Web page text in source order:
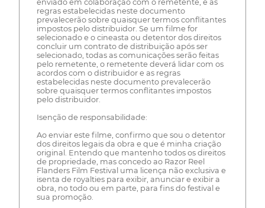
enviado em colaboração com o remetente, e as
regras estabelecidas neste documento
prevalecerão sobre quaisquer termos conflitantes
impostos pelo distribuidor. Se um filme for
selecionado e o cineasta ou detentor dos direitos
concluir um contrato de distribuição após ser
selecionado, todas as comunicações serão feitas
pelo remetente, o remetente deverá lidar com os
acordos com o distribuidor e as regras
estabelecidas neste documento prevalecerão
sobre quaisquer termos conflitantes impostos
pelo distribuidor.
Isenção de responsabilidade:
Ao enviar este filme, confirmo que sou o detentor
dos direitos legais da obra e que é minha criação
original. Entendo que mantenho todos os direitos
de propriedade, mas concedo ao Razor Reel
Flanders Film Festival uma licença não exclusiva e
isenta de royalties para exibir, anunciar e exibir a
obra, no todo ou em parte, para fins do festival e
sua promoção.